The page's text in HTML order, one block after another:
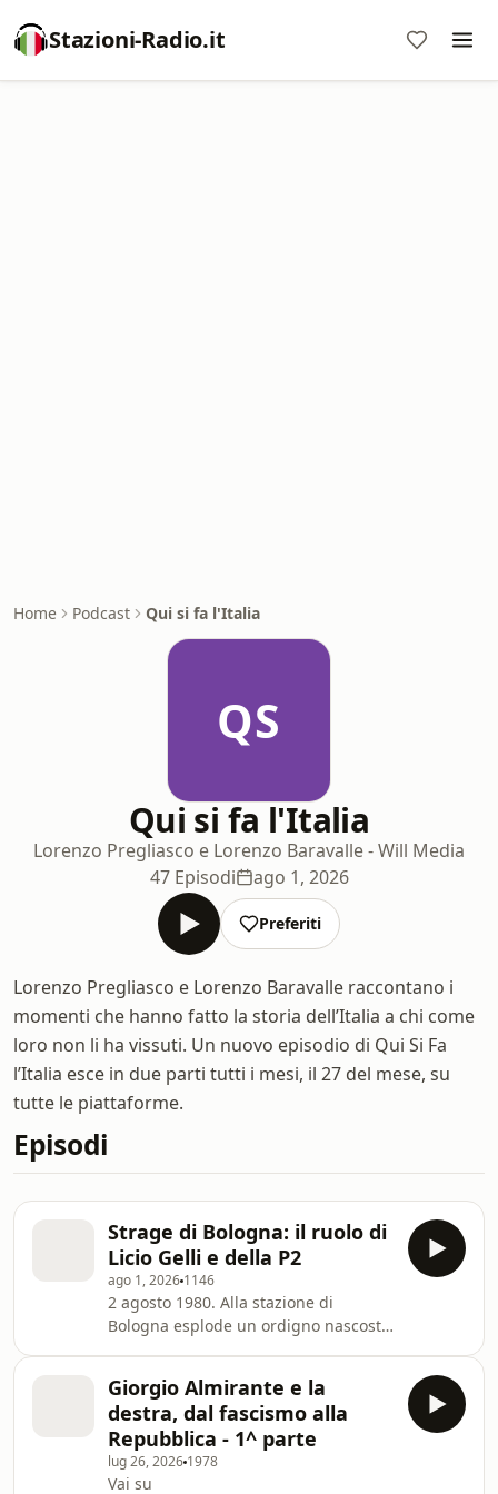
Stazioni-Radio.it
Home Podcast Qui si fa l'Italia
QS
Qui si fa l'Italia
Lorenzo Pregliasco e Lorenzo Baravalle - Will Media
47 Episodi
ago 1, 2026
Preferiti
Lorenzo Pregliasco e Lorenzo Baravalle raccontano i
momenti che hanno fatto la storia dell’Italia a chi come
loro non li ha vissuti. Un nuovo episodio di Qui Si Fa
l’Italia esce in due parti tutti i mesi, il 27 del mese, su
tutte le piattaforme.
Episodi
Strage di Bologna: il ruolo di
Licio Gelli e della P2
ago 1, 2026 1146
2 agosto 1980. Alla stazione di
Bologna esplode un ordigno nascosto
morti e oltre 200 feriti. Per anni le
indagini si scontrano con depistaggi,
piste false e segreti di Stato. In
questo video ricostruiamo la strage di
Bologna, dalle condanne dei terroristi
Giorgio Almirante e la
destra, dal fascismo alla
Repubblica - 1^ parte
lug 26, 2026 1978
Vai su